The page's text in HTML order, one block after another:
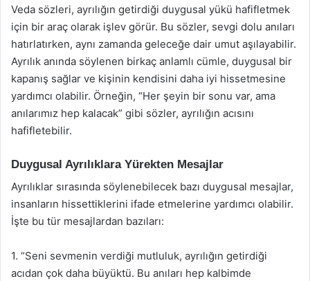
Veda sözleri, ayrılığın getirdiği duygusal yükü hafifletmek
için bir araç olarak işlev görür. Bu sözler, sevgi dolu anıları
hatırlatırken, aynı zamanda geleceğe dair umut aşılayabilir.
Ayrılık anında söylenen birkaç anlamlı cümle, duygusal bir
kapanış sağlar ve kişinin kendisini daha iyi hissetmesine
yardımcı olabilir. Örneğin, “Her şeyin bir sonu var, ama
anılarımız hep kalacak” gibi sözler, ayrılığın acısını
hafifletebilir.
Duygusal Ayrılıklara Yürekten Mesajlar
Ayrılıklar sırasında söylenebilecek bazı duygusal mesajlar,
insanların hissettiklerini ifade etmelerine yardımcı olabilir.
İşte bu tür mesajlardan bazıları:
1. “Seni sevmenin verdiği mutluluk, ayrılığın getirdiği
acıdan çok daha büyüktü. Bu anıları hep kalbimde